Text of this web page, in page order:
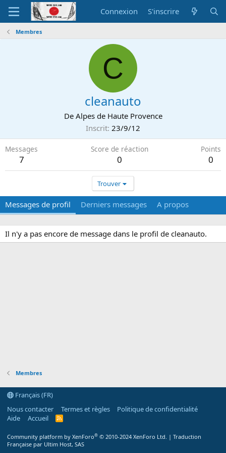
Connexion S'inscrire
Membres
C
cleanauto
De Alpes de Haute Provence
Inscrit 23/9/12
Messages
7
Score de réaction
0
Points
0
Trouver
Messages de profil Derniers messages A propos
Il n'y a pas encore de message dans le profil de cleanauto.
Membres
Français (FR)
Nous contacter
Termes et règles
Politique de confidentialité
Aide
Accueil
R
Community platform by XenForo® © 2010-2024 XenForo Ltd. | Traduction
Française par Ultim Host, SAS